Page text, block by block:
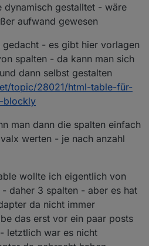
erweitern.
konnte ich bereits
Aber wie bekomme ich die
Werte in die Spalten?
wirklich fit in JS.
das man seine gewünschten
welche als Tabelle dargestellt
zuvor im Script mit angibt und
vorhanden werden diese mit
Voraus!
dynamisch gestalltet - wäre
aufwand gewesen
- es gibt hier vorlagen
spalten - da kann man sich
dann selbst gestalten
topic/28021/html-table-für-
blockly
man dann die spalten einfach
werten - je nach anzahl
wollte ich eigentlich von
daher 3 spalten - aber es hat
da nicht immer
das erst vor ein paar posts
letztlich war es nicht